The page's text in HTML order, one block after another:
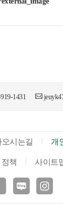
1431
오시는길 개
책 사이트